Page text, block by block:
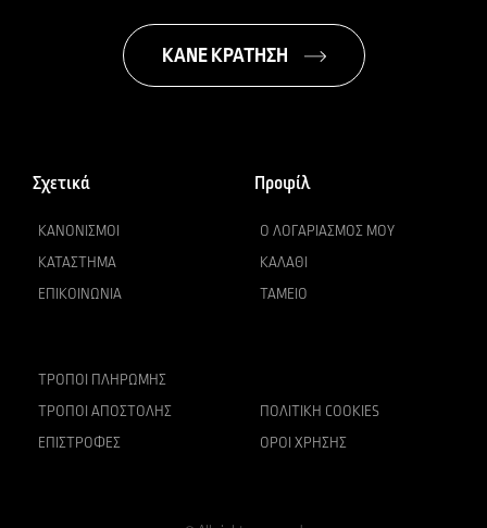
ΚΑΝΕ ΚΡΑΤΗΣΗ
Σχετικά
ΚΑΝΟΝΙΣΜΟΊ
ΚΑΤΆΣΤΗΜΑ
ΕΠΙΚΟΙΝΩΝΊΑ
Προφίλ
Ο ΛΟΓΑΡΙΑΣΜΌΣ ΜΟΥ
ΚΑΛΆΘΙ
ΤΑΜΕΊΟ
ΤΡΌΠΟΙ ΠΛΗΡΩΜΉΣ
ΤΡΌΠΟΙ ΑΠΟΣΤΟΛΉΣ
ΕΠΙΣΤΡΟΦΈΣ
ΠΟΛΙΤΙΚΉ COOKIES
ΌΡΟΙ ΧΡΉΣΗΣ